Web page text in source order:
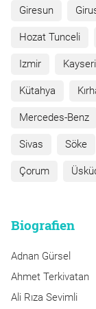
Giresun
Hozat Tunceli
Izmir Kayseri
Kütahya
Mercedes-Benz
Sivas Söke
Çorum
Biografien
Adnan Gürsel
Ahmet Terkivatan
Ali Rıza Sevimli